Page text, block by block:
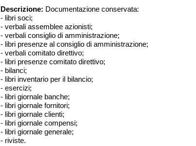
Descrizione: Documentazione conservata:
- libri soci;
- verbali assemblee azionisti;
- verbali consiglio di amministrazione;
- libri presenze al consiglio di amministrazione;
- verbali comitato direttivo;
- libri presenze comitato direttivo;
- bilanci;
- libri inventario per il bilancio;
- esercizi;
- libri giornale banche;
- libri giornale fornitori;
- libri giornale clienti;
- libri giornale compensi;
- libri giornale generale;
- riviste.